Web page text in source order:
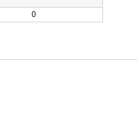
0